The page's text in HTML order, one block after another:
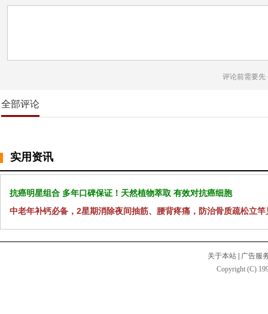
评论前需要先
全部评论
实用资讯
抗癌明星组合 多年口碑保证！天然植物萃取 有效对抗癌细胞
中老年补钙必备，2星期消除夜间抽筋、腰背疼痛，防治骨质疏松立竿
关于本站
广告服
Copyright (C)